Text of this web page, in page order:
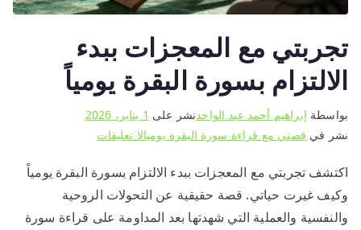
تجربتي مع المعجزات ببدء
الالتزام بسورة البقرة يومياً
بواسطة إبراهيم أحمد عبد الواحدنشر على 1 يناير، 2026
نشر في قصتي مع قراءة سورة البقرة يوميالا تعليقاتعلى
مع
المعجزات
ببدء
اكتشف تجربتي مع المعجزات ببدء الالتزام بسورة البقرة يومياً
وكيف غيرت حياتي. قصة حقيقية عن التحولات الروحية
والنفسية والعملية التي شهدتها بعد المداومة على قراءة سورة